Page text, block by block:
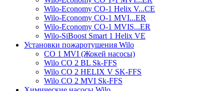
Wilo-Economy CO-1 Helix V...CE
Wilo-Economy CO-1 MVI...ER
Wilo-Economy CO-1 MVIS...ER
Wilo-SiBoost Smart 1 Helix VE
Установки пожаротушения Wilo
CO 1 MVI (Жокей насосы)
Wilo CO 2 BL Sk-FFS
Wilo CO 2 HELIX V SK-FFS
Wilo CO 2 MVI Sk-FFS